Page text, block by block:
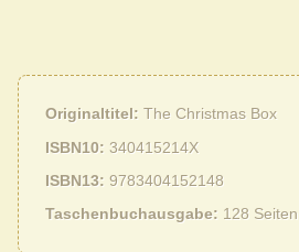
Originaltitel The Christmas Box
ISBN10
340415214X
ISBN13 9783404152148
Taschenbuchausgabe
128 Seiten